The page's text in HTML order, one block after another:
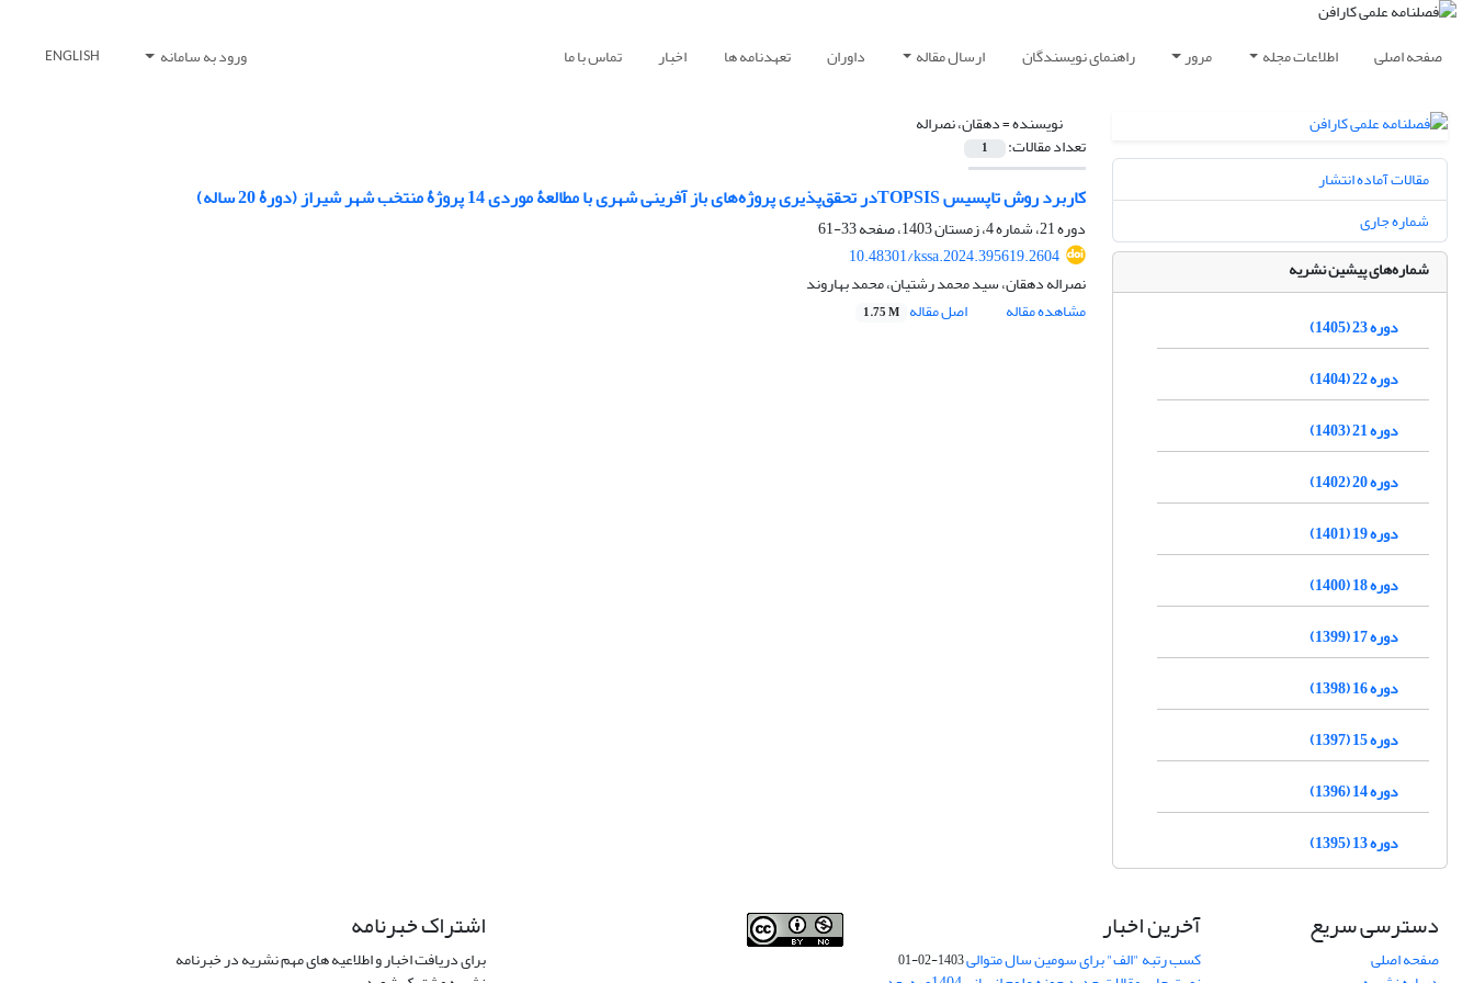
صفحه اصلی اطلاعات مجله مرور راهنمای نویسندگان ارسال مقاله داوران تعهدنامه ها اخبار تماس با ما ورود به سامانه ENGLISH
نویسنده =دهقان، نصراله
تعداد مقالات: 1
کاربرد روش تاپسیس TOPSISدر تحقق‌پذیری پروژه‌های باز آفرینی شهری با مطالعۀ موردی 14 پروژۀ منتخب شهر شیراز (دورۀ 20 ساله)
دوره 21، شماره 4، زمستان 1403، صفحه
33-61
10.48301/kssa.2024.395619.2604
نصراله دهقان، سید محمد رشتیان، محمد بهاروند
مشاهده مقاله
اصل مقاله 1.75 M
مقالات آماده انتشار
شماره جاری
شماره‌های پیشین نشریه
دوره 23 (1405)
دوره 22 (1404)
دوره 21 (1403)
دوره 20 (1402)
دوره 19 (1401)
دوره 18 (1400)
دوره 17 (1399)
دوره 16 (1398)
دوره 15 (1397)
دوره 14 (1396)
دوره 13 (1395)
دسترسی سریع
صفحه اصلی
آخرین اخبار
کسب رتبه "الف" برای سومین سال متوالی1403-02-01
اشتراک خبرنامه
برای دریافت اخبار و اطلاعیه های مهم نشریه در خبرنامه